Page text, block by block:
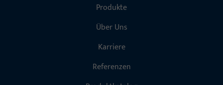
Produkte
Über Uns
Karriere
Referenzen